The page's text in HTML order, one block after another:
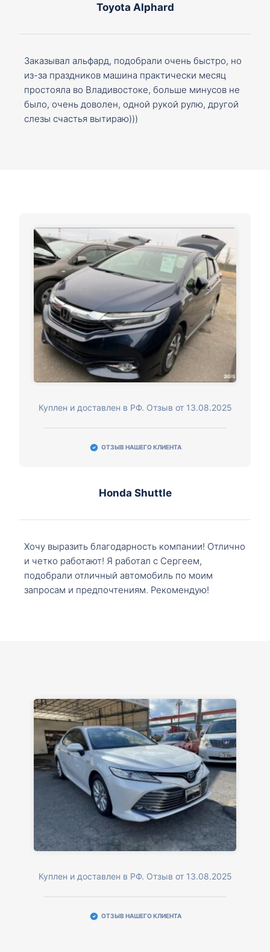
Toyota Alphard
Заказывал альфард, подобрали очень быстро, но
из-за праздников машина практически месяц
простояла во Владивостоке, больше минусов не
было, очень доволен, одной рукой рулю, другой
слезы счастья вытираю)))
Куплен и доставлен в РФ. Отзыв от 13.08.2025
ОТЗЫВ НАШЕГО КЛИЕНТА
Honda Shuttle
Хочу выразить благодарность компании! Отлично
и четко работают! Я работал с Сергеем,
подобрали отличный автомобиль по моим
запросам и предпочтениям. Рекомендую!
Куплен и доставлен в РФ. Отзыв от 13.08.2025
ОТЗЫВ НАШЕГО КЛИЕНТА